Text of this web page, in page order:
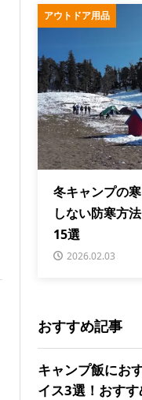
アウトドア用品
冬キャンプの
しない防寒方
15選
2026.02.03
おすすめ記事
キャンプ飯にお
イス3選！おす